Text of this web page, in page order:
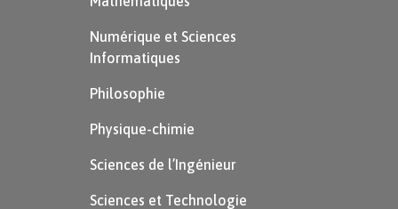
Numérique et Sciences
Informatiques
Philosophie
Physique-chimie
Sciences de l’Ingénieur
Sciences et Technologie